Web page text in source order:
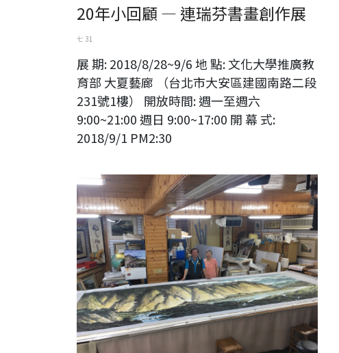
20年小回顧 — 連瑞芬書畫創作展
七 31
展 期: 2018/8/28~9/6 地 點: 文化大學推廣教
育部 大夏藝廊 （台北市大安區建國南路二段
231號1樓） 開放時間: 週一至週六
9:00~21:00 週日 9:00~17:00 開 幕 式:
2018/9/1 PM2:30
台灣前輩藝術家 曾興平教授於巨幅水墨作品前與夫人合影